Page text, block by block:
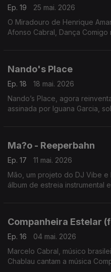
Ep. 19
25 mai. 2026
O Miradouro de Henrique
Afonso Cabral, Dança Comigo
Nando's Place
Ep. 18
18 mai. 2026
Nando’s Place, agora
assinada por Iguana Garcia,
Ma?o - Reeperbahn
Ep. 17
11 mai. 2026
Mão, um projeto do DJ Vibe e
álbum de estreia instrumental
Companheira Estelar
Ep. 16
04 mai. 2026
Marcelo Cabral, músico
Chablau cantam a música